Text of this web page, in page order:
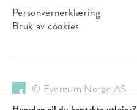
Personvernerklæring
Bruk av cookies
© Eventum Norge AS